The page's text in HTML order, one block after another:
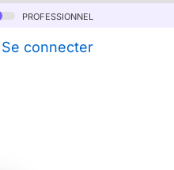
professionnel
Se connecter